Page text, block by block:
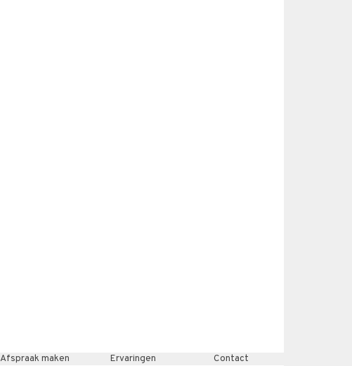
▼
Afspraak maken ▼
Ervaringen ▼
Contact